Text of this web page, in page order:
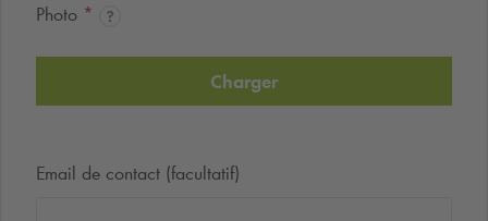
Photo *
Charger
Email de contact (facultatif)